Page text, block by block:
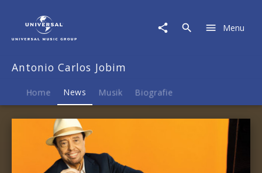
Menu
Antonio Carlos Jobim
Home News Musik Biografie